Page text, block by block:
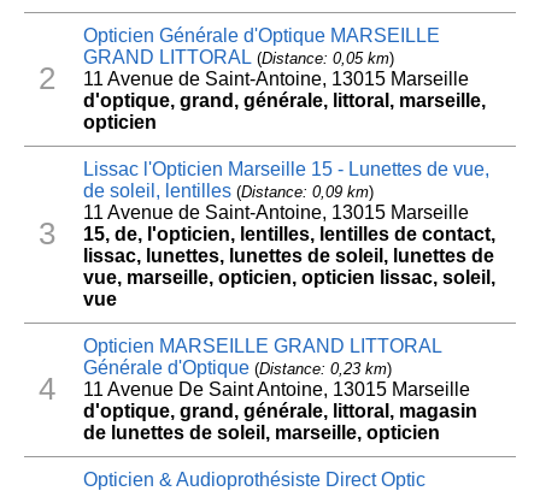
2
Opticien Générale d'Optique MARSEILLE
GRAND LITTORAL (Distance: 0,05 km)
11 Avenue de Saint-Antoine, 13015 Marseille
d'optique, grand, générale, littoral, marseille,
opticien
3
Lissac l'Opticien Marseille 15 - Lunettes de vue,
de soleil, lentilles(Distance: 0,09 km)
11 Avenue de Saint-Antoine, 13015 Marseille
15, de, l'opticien, lentilles, lentilles de contact,
lissac, lunettes, lunettes de soleil, lunettes de
vue, marseille, opticien, opticien lissac, soleil,
vue
4
Opticien MARSEILLE GRAND LITTORAL
Générale d'Optique(Distance: 0,23 km)
11 Avenue De Saint Antoine, 13015 Marseille
d'optique, grand, générale, littoral, magasin
de lunettes de soleil, marseille, opticien
Opticien & Audioprothésiste Direct Optic